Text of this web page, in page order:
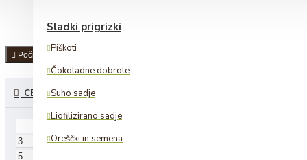
Sladki prigrizki
Piškoti
Čokoladne dobrote
Suho sadje
Liofilizirano sadje
Oreščki in semena
Počisti
CENA